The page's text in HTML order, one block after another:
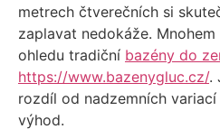
metrech čtverečních si
zaplavat nedokáže.
ohledu tradiční bazény do
https://www.bazenygluc.cz/.
rozdíl od nadzemních
výhod.